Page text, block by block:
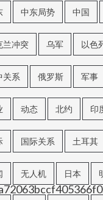
中东局势 中国
兰冲突 乌军 以色
关系 俄罗斯 军事
动态 北约 印
国际关系 土耳其
无人机 日本